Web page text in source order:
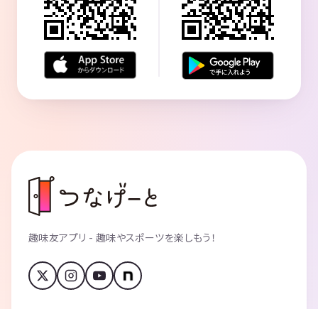
趣味友アプリ - 趣味やスポーツを楽しもう！